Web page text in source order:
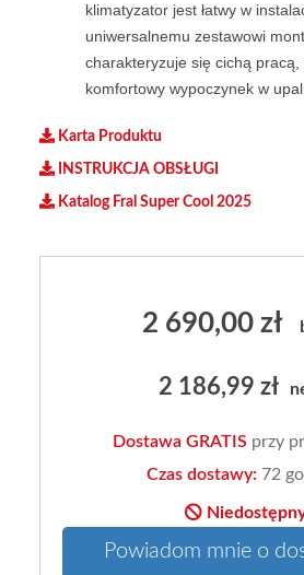
klimatyzator jest łatwy w
uniwersalnemu zestawowi
charakteryzuje się cichą pracą,
komfortowy wypoczynek w
Karta Produktu
INSTRUKCJA OBSŁUGI
Katalog Fral Super Cool 2025
2 690,00 zł
2 186,99 zł
Dostawa GRATIS przy
Czas dostawy: 72
Powiadom mnie o